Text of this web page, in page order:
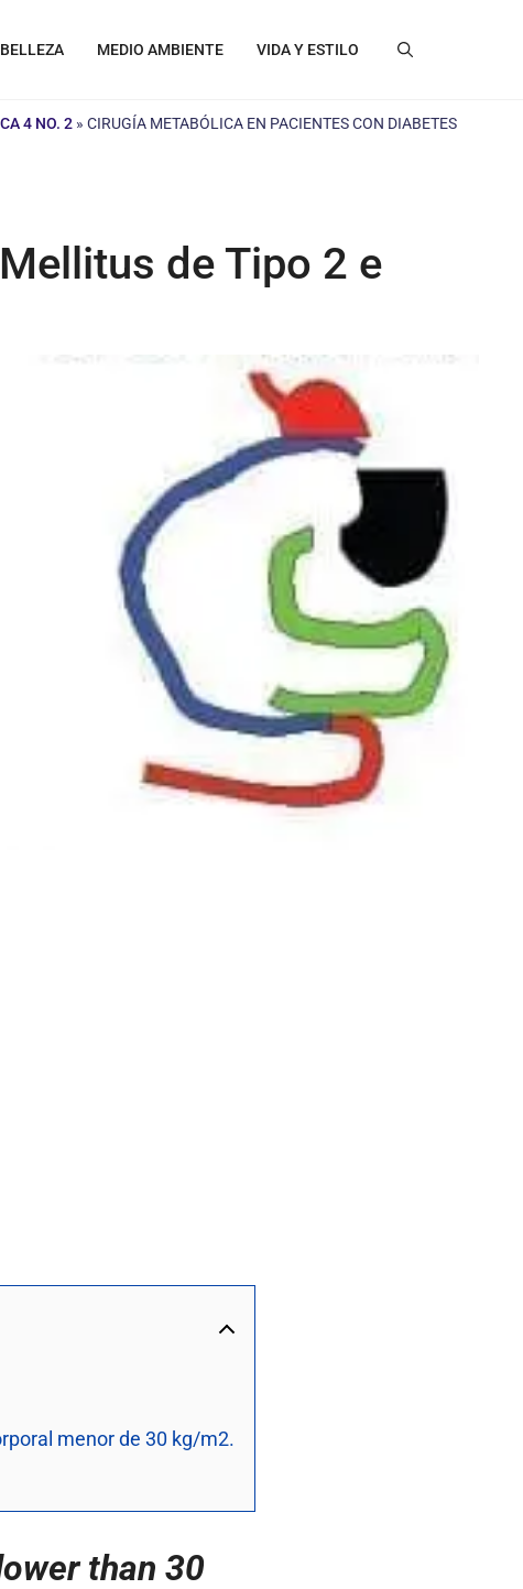
BELLEZA MEDIO AMBIENTE VIDA Y ESTILO
4 NO. 2 » CIRUGÍA METABÓLICA EN PACIENTES CON DIABETES
de Tipo 2 e
menor de 30 kg/m2.
than 30